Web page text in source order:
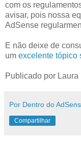
com os
avisar, pois nossa
AdSense
E não deixe de
um excelente tópico
Publicado por Laura
Por Dentro do
Compartilhar